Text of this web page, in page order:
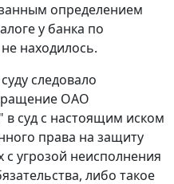
определением
у банка по
находилось.
следовало
ОАО
суд с настоящим иском
права на защиту
с угрозой неисполнения
либо такое